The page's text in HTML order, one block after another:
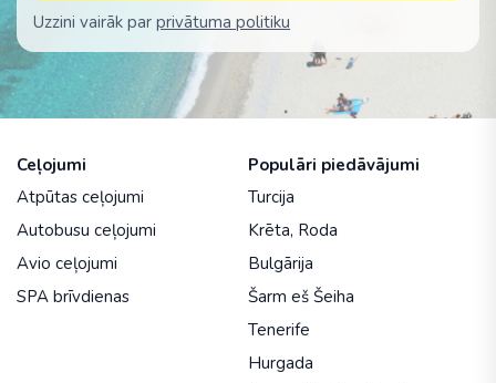
Uzzini vairāk par privātuma politiku
Ceļojumi
Atpūtas ceļojumi
Autobusu ceļojumi
Avio ceļojumi
SPA brīvdienas
Populāri piedāvājumi
Turcija
Krēta, Roda
Bulgārija
Šarm eš Šeiha
Tenerife
Hurgada